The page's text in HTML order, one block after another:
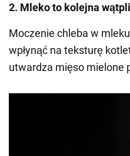
2. Mleko to kolejna
Moczenie chleba w
wpłynąć na teksturę
utwardza mięso mielone